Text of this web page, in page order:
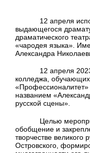
12 апреля
выдающегося
драматического
«чародея языка».
Александра
12 апреля
колледжа,
названием
русской сцены».
Целью
обобщение и
творчестве великого
Островского,